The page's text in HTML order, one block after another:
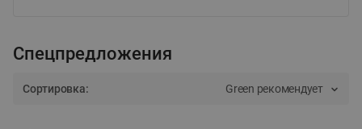
Спецпредложения
Сортировка: Green рекомендует